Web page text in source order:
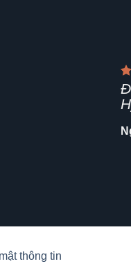
thông tin